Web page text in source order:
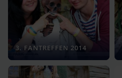
3. FANTREFFEN 2014